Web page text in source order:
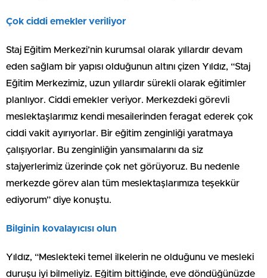
Çok ciddi emekler veriliyor
Staj Eğitim Merkezi’nin kurumsal olarak yıllardır devam
eden sağlam bir yapısı olduğunun altını çizen Yıldız, “Staj
Eğitim Merkezimiz, uzun yıllardır sürekli olarak eğitimler
planlıyor. Ciddi emekler veriyor. Merkezdeki görevli
meslektaşlarımız kendi mesailerinden feragat ederek çok
ciddi vakit ayırıyorlar. Bir eğitim zenginliği yaratmaya
çalışıyorlar. Bu zenginliğin yansımalarını da siz
stajyerlerimiz üzerinde çok net görüyoruz. Bu nedenle
merkezde görev alan tüm meslektaşlarımıza teşekkür
ediyorum” diye konuştu.
Bilginin kovalayıcısı olun
Yıldız, “Meslekteki temel ilkelerin ne olduğunu ve mesleki
duruşu iyi bilmeliyiz. Eğitim bittiğinde, eve döndüğünüzde